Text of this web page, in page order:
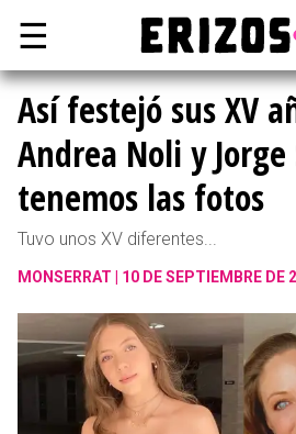
☰
Así festejó sus XV
Andrea Noli y Jorge
tenemos las fotos
Tuvo unos XV diferentes...
MONSERRAT 10 DE SEPTIEMBRE DE